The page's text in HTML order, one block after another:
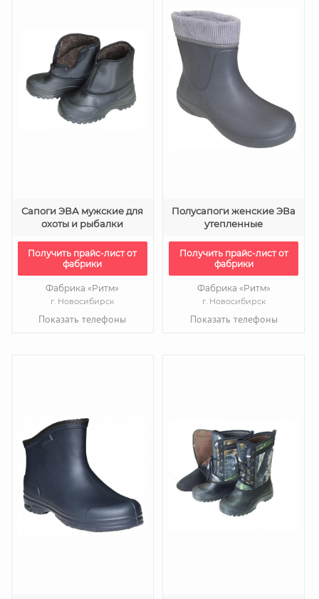
Cапоги ЭВА мужские для
охоты и рыбалки
Получить прайс-лист от
фабрики
Фабрика «Ритм»
г. Новосибирск
Показать телефоны
Полусапоги женские ЭВа
утепленные
Получить прайс-лист от
фабрики
Фабрика «Ритм»
г. Новосибирск
Показать телефоны